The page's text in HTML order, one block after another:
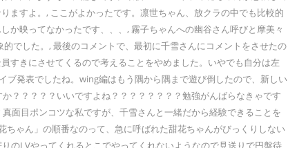
ますよ。, ここがよかったです。凛世ちゃん、放クラの中でも比較的
か映ってなかったです、、、, 霧子ちゃんへの幽谷さん呼びと摩美々
でした。, 最後のコメントで、最初に千雪さんにコメントをさせたの
すきにさせてくるので考えることをやめました。いやでも自分は左
発表でしたね。wing編はもう隅から隅まで遊び倒したので、新しい
？？？？？いいですよね？？？？？？？？勉強がんばらなきゃです
面目ポンコツな私ですが、千雪さんと一緒だから経験できることを
ゃん」の順番なのって、急に呼ばれた甜花ちゃんがびっくりしない
のLVやってくれるとこでやってくれないようなので見送りで円盤待